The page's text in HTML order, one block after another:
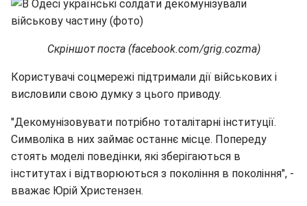
Скріншот поста (facebook.com/grig.cozma)
Користувачі соцмережі підтримали дії військових і
висловили свою думку з цього приводу.
"Декомунізовувати потрібно тоталітарні інституції.
Символіка в них займає останнє місце. Попереду
стоять моделі поведінки, які зберігаються в
інститутах і відтворюються з покоління в покоління", -
вважає Юрій Христензен.